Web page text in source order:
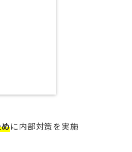
に内部対策を実施